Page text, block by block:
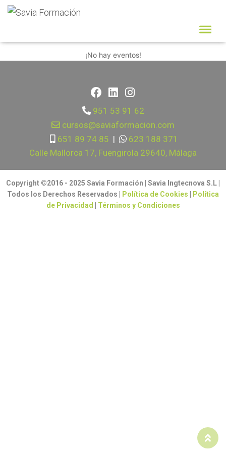
¡No hay eventos!
951 53 91 62
cursos@saviaformacion.com
651 89 74 85 |
623 188 371
Calle Mallorca 17, Fuengirola 29640, Málaga
Copyright ©2016 - 2025 Savia Formación | Savia Ingtecnova S.L |
Todos los Derechos Reservados |
Política de Cookies
Política
de Privacidad
Términos y Condiciones